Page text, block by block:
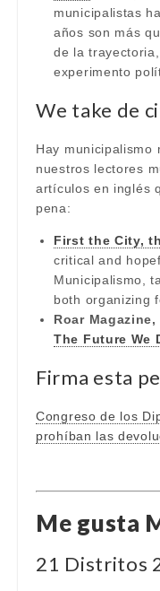
municipalistas
años son más
de la
experimento
We take de
Hay municipalismo
nuestros lectores
artículos en inglés
pena:
First the City,
critical and
Municipalismo,
both organizing
Roar
The Future We
Firma esta
Congreso de los
prohíban las
Me gusta
21 Distritos